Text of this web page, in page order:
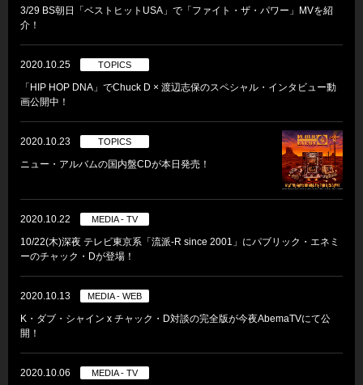
3/29 BS朝日「ベストヒットUSA」で「ファイト・ザ・パワー」MVを紹
介！
2020.10.25 TOPICS
「HIP HOP DNA」でChuck D × 渡辺志保のスペシャル・インタビュー動
画公開中！
2020.10.23 TOPICS
ニュー・アルバムの国内盤CDが本日発売！
2020.10.22 MEDIA - TV
10/22(木)深夜 テレビ東京系「流派-R since 2001」にパブリック・エネミ
ーのチャック・Dが登場！
2020.10.13 MEDIA - WEB
K・ダブ・シャイン x チャック・D対談の完全版が今夜AbemaTVにて公
開！
2020.10.06 MEDIA - TV